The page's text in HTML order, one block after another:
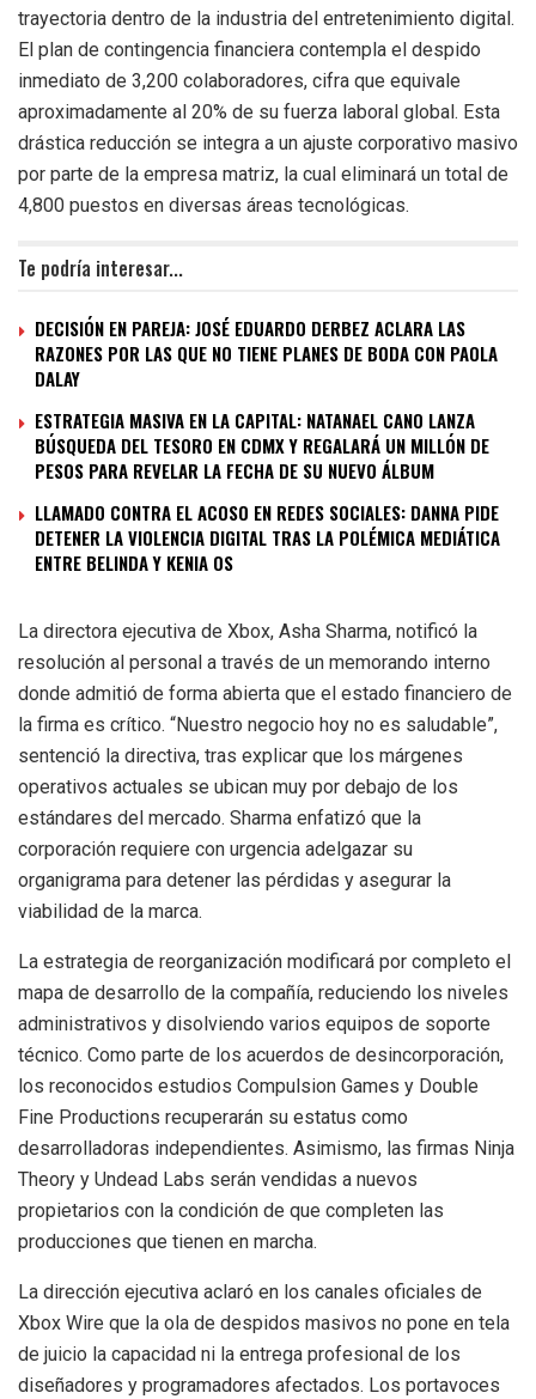
trayectoria dentro de la industria del entretenimiento digital.
El plan de contingencia financiera contempla el despido
inmediato de 3,200 colaboradores, cifra que equivale
aproximadamente al 20% de su fuerza laboral global. Esta
drástica reducción se integra a un ajuste corporativo masivo
por parte de la empresa matriz, la cual eliminará un total de
4,800 puestos en diversas áreas tecnológicas.
Te podría interesar...
DECISIÓN EN PAREJA: JOSÉ EDUARDO DERBEZ ACLARA LAS
RAZONES POR LAS QUE NO TIENE PLANES DE BODA CON PAOLA
DALAY
ESTRATEGIA MASIVA EN LA CAPITAL: NATANAEL CANO LANZA
BÚSQUEDA DEL TESORO EN CDMX Y REGALARÁ UN MILLÓN DE
PESOS PARA REVELAR LA FECHA DE SU NUEVO ÁLBUM
LLAMADO CONTRA EL ACOSO EN REDES SOCIALES: DANNA PIDE
DETENER LA VIOLENCIA DIGITAL TRAS LA POLÉMICA MEDIÁTICA
ENTRE BELINDA Y KENIA OS
La directora ejecutiva de Xbox, Asha Sharma, notificó la
resolución al personal a través de un memorando interno
donde admitió de forma abierta que el estado financiero de
la firma es crítico. “Nuestro negocio hoy no es saludable”,
sentenció la directiva, tras explicar que los márgenes
operativos actuales se ubican muy por debajo de los
estándares del mercado. Sharma enfatizó que la
corporación requiere con urgencia adelgazar su
organigrama para detener las pérdidas y asegurar la
viabilidad de la marca.
La estrategia de reorganización modificará por completo el
mapa de desarrollo de la compañía, reduciendo los niveles
administrativos y disolviendo varios equipos de soporte
técnico. Como parte de los acuerdos de desincorporación,
los reconocidos estudios Compulsion Games y Double
Fine Productions recuperarán su estatus como
desarrolladoras independientes. Asimismo, las firmas Ninja
Theory y Undead Labs serán vendidas a nuevos
propietarios con la condición de que completen las
producciones que tienen en marcha.
La dirección ejecutiva aclaró en los canales oficiales de
Xbox Wire que la ola de despidos masivos no pone en tela
de juicio la capacidad ni la entrega profesional de los
diseñadores y programadores afectados. Los portavoces